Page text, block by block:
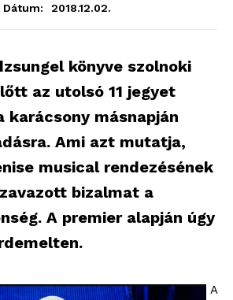
Dátum: 2018.12.02.
könyve szolnoki
az utolsó 11 jegyet
karácsony másnapján
Ami azt mutatja,
musical rendezésének
bizalmat a
A premier alapján úgy
A